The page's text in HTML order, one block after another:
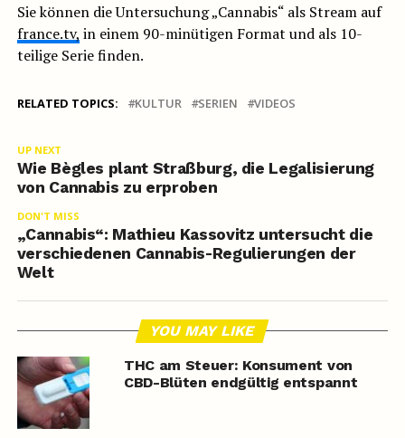
Sie können die Untersuchung „Cannabis“ als Stream auf
france.tv, in einem 90-minütigen Format und als 10-
teilige Serie finden.
RELATED TOPICS: KULTUR SERIEN VIDEOS
UP NEXT
Wie Bègles plant Straßburg, die Legalisierung
von Cannabis zu erproben
DON'T MISS
„Cannabis“: Mathieu Kassovitz untersucht die
verschiedenen Cannabis-Regulierungen der
Welt
YOU MAY LIKE
THC am Steuer: Konsument von
CBD-Blüten endgültig entspannt